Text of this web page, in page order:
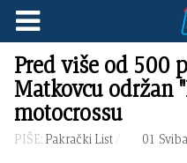
Pred više od 500
Matkovcu održan
motocrossu
PIŠE: Pakrački List 01